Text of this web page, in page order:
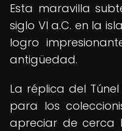
Esta maravilla
siglo VI a.C. en la
logro
antigüedad.
La réplica del
para los
apreciar de cerca